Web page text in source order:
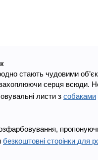
стають чудовими
серця всюди.
листи з собаками
пропонуючи
безкоштовні сторінки для